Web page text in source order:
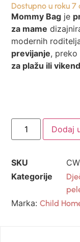
Dostupno u roku 7
Mommy Bag je
za mame
modernih
previjanje, preko
za plažu ili
Dodaj
SKU
Kategorije
Marka:Child